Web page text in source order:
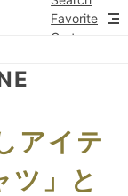
Favorite
Cart
アイテ
ツ」と